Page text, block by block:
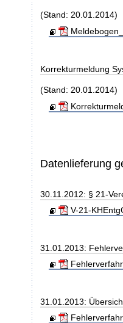
(Stand: 20.01.2014)
Korrekturmeldung
(Stand: 20.01.2014)
Datenlieferung
30.11.2012: § 21-
V-21-
31.01.2013:
31.01.2013: